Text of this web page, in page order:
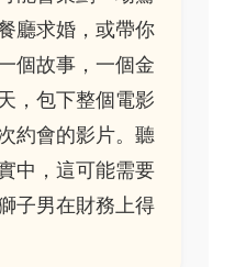
廳求婚，或帶你
個故事，一個金
，包下整個電影
約會的影片。聽
中，這可能需要
子男在財務上得